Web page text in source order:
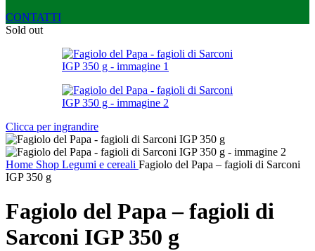
CONTATTI
Sold out
Clicca per ingrandire
Home Shop Legumi e cereali Fagiolo del Papa – fagioli di Sarconi
IGP 350 g
Fagiolo del Papa – fagioli di
Sarconi IGP 350 g